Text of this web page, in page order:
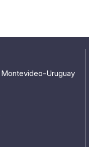
Uruguay